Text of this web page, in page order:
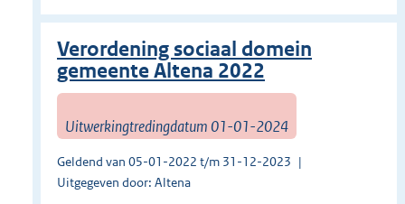
Verordening sociaal domein
gemeente Altena 2022
Uitwerkingtredingdatum 01-01-2024
Geldend van 05-01-2022 t/m 31-12-2023
Uitgegeven door: Altena